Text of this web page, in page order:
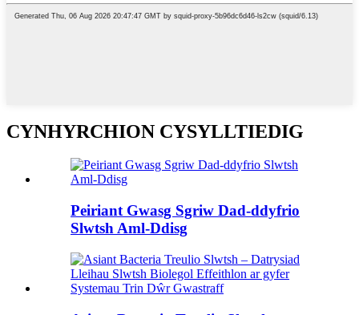
CYNHYRCHION CYSYLLTIEDIG
Peiriant Gwasg Sgriw Dad-ddyfrio
Slwtsh Aml-Ddisg